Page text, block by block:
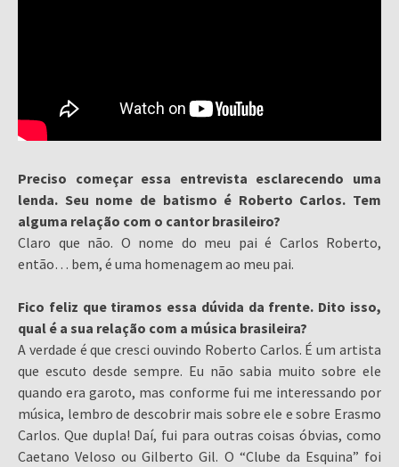
Preciso começar essa entrevista esclarecendo uma
lenda. Seu nome de batismo é Roberto Carlos. Tem
alguma relação com o cantor brasileiro?
Claro que não. O nome do meu pai é Carlos Roberto,
então… bem, é uma homenagem ao meu pai.
Fico feliz que tiramos essa dúvida da frente. Dito isso,
qual é a sua relação com a música brasileira?
A verdade é que cresci ouvindo Roberto Carlos. É um artista
que escuto desde sempre. Eu não sabia muito sobre ele
quando era garoto, mas conforme fui me interessando por
música, lembro de descobrir mais sobre ele e sobre Erasmo
Carlos. Que dupla! Daí, fui para outras coisas óbvias, como
Caetano Veloso ou Gilberto Gil. O “Clube da Esquina” foi